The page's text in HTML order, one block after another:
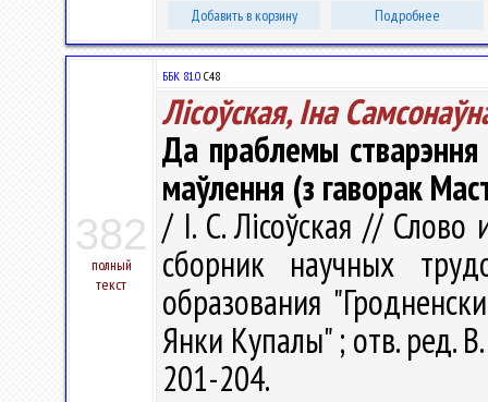
Добавить в корзину Подробнее
382
полный
текст
ББК 81.0 С48
Лісоўская, Іна
Да праблемы
маўлення (з гаворак
/ І. С. Лісоўская //
сборник научных
образования
Янки Купалы" ; отв. ред.
201-204.